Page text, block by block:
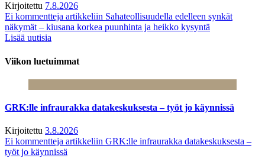
Kirjoitettu 7.8.2026
Ei kommentteja artikkeliin Sahateollisuudella edelleen synkät
näkymät – kiusana korkea puunhinta ja heikko kysyntä
Lisää uutisia
Viikon luetuimmat
GRK:lle infraurakka datakeskuksesta – työt jo käynnissä
Kirjoitettu 3.8.2026
Ei kommentteja artikkeliin GRK:lle infraurakka datakeskuksesta –
työt jo käynnissä